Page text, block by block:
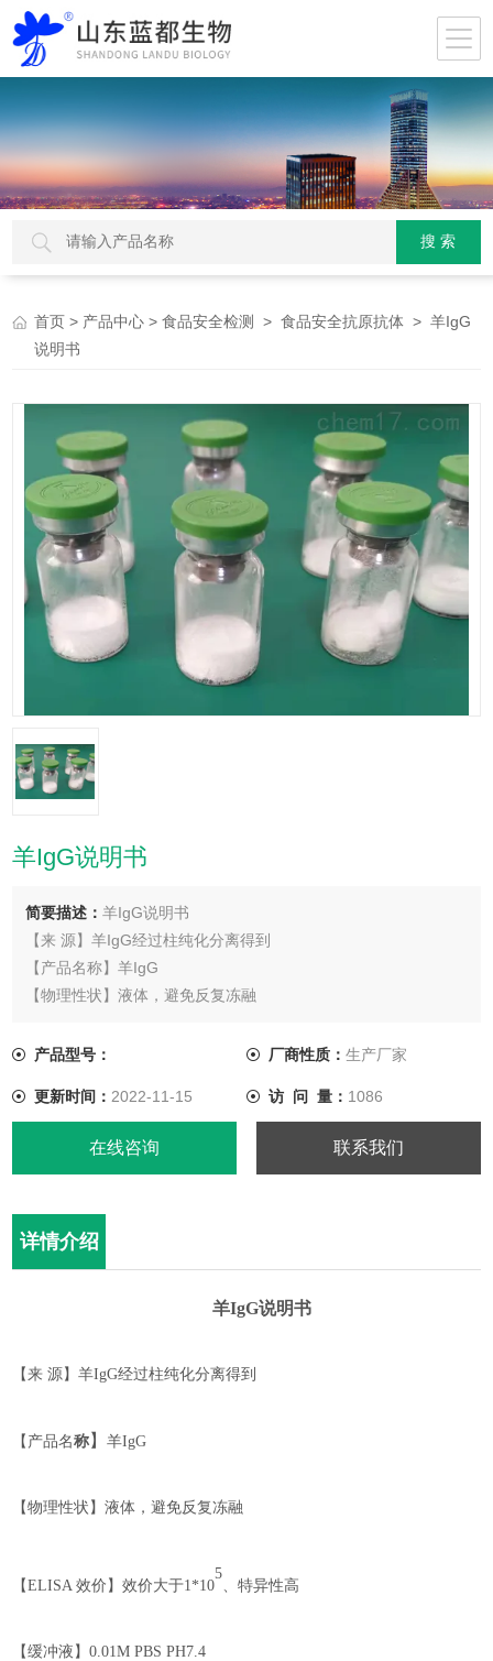
首页 > 产品中心 >食品安全检测 >食品安全抗原抗体 > 羊IgG
说明书
羊IgG说明书
简要描述：羊IgG说明书
【来 源】羊IgG经过柱纯化分离得到
【产品名称】羊IgG
【物理性状】液体，避免反复冻融
【有效期】3 年，-20℃，避免反复冻融
产品型号： 厂商性质： 生产厂家
更新时间： 2022-11-15 访 问 量： 1086
在线咨询 联系我们
详情介绍
羊IgG说明书
【来 源】羊IgG经过柱纯化分离得到
【 产品名称 】羊IgG
【物理性状】液体，避免反复冻融
【ELISA效价】效价大于1*10
5
、特异性高
【缓冲液】0.01M PBS PH7.4